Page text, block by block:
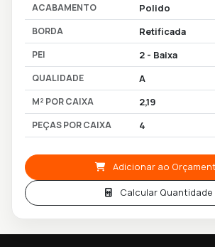
ACABAMENTO Polido
BORDA Retificada
PEI 2 - Baixa
QUALIDADE A
M² POR CAIXA 2,19
PEÇAS POR CAIXA 4
Adicionar ao
Calcular Quantidade